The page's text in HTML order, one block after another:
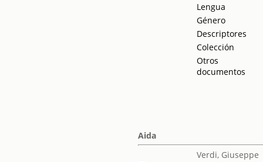
Lengua
Género
Descriptores
Colección
Otros
documentos
Aida
Verdi, Giuseppe